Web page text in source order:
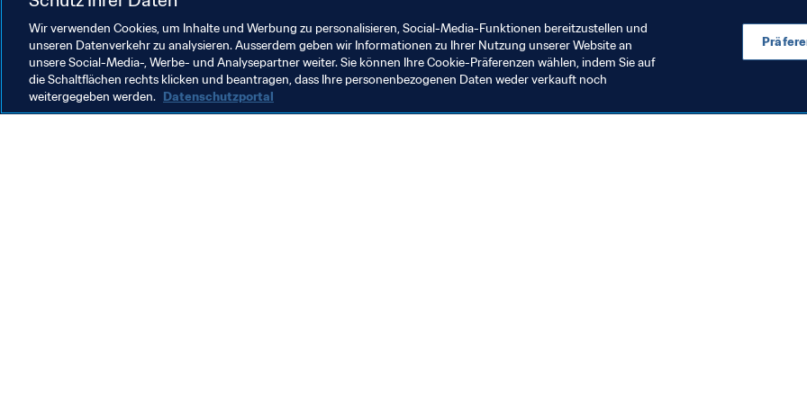
Programa Forward de la FIFA
Wir verwenden Cookies, um Inhalte und Werbung zu personalisieren, Social-Media-Funktionen bereitzustellen und
unseren Datenverkehr zu analysieren. Ausserdem geben wir Informationen zu Ihrer Nutzung unserer Website an
unsere Social-Media-, Werbe- und Analysepartner weiter. Sie können Ihre Cookie-Präferenzen wählen, indem Sie auf
die Schaltflächen rechts klicken und beantragen, dass Ihre personenbezogenen Daten weder verkauft noch
weitergegeben werden. Datenschutzportal